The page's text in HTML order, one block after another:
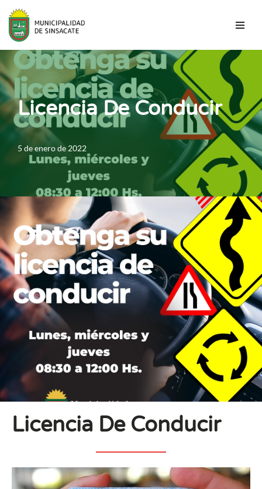
Saltar
contenido
Licencia De Conducir
5 de enero de 2022
Licencia De Conducir